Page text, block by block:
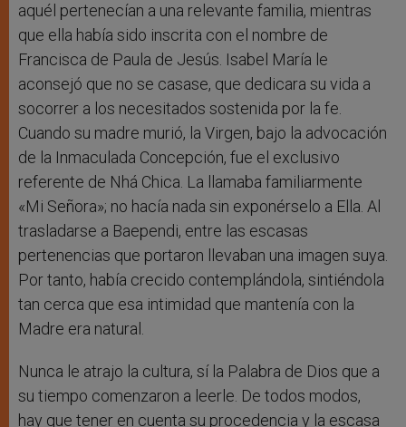
aquél pertenecían a una relevante familia, mientras
que ella había sido inscrita con el nombre de
Francisca de Paula de Jesús. Isabel María le
aconsejó que no se casase, que dedicara su vida a
socorrer a los necesitados sostenida por la fe.
Cuando su madre murió, la Virgen, bajo la advocación
de la Inmaculada Concepción, fue el exclusivo
referente de Nhá Chica. La llamaba familiarmente
«Mi Señora»; no hacía nada sin exponérselo a Ella. Al
trasladarse a Baependi, entre las escasas
pertenencias que portaron llevaban una imagen suya.
Por tanto, había crecido contemplándola, sintiéndola
tan cerca que esa intimidad que mantenía con la
Madre era natural.
Nunca le atrajo la cultura, sí la Palabra de Dios que a
su tiempo comenzaron a leerle. De todos modos,
hay que tener en cuenta su procedencia y la escasa